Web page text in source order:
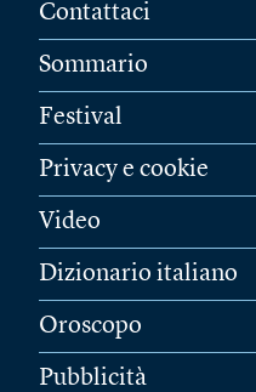
Contattaci
Sommario
Festival
Privacy e cookie
Video
Dizionario italiano
Oroscopo
Pubblicità